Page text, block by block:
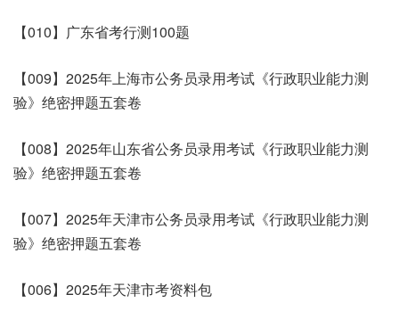
【010】广东省考行测100题
【009】2025年上海市公务员录用考试《行政职业能力测
验》绝密押题五套卷
【008】2025年山东省公务员录用考试《行政职业能力测
验》绝密押题五套卷
【007】2025年天津市公务员录用考试《行政职业能力测
验》绝密押题五套卷
【006】2025年天津市考资料包